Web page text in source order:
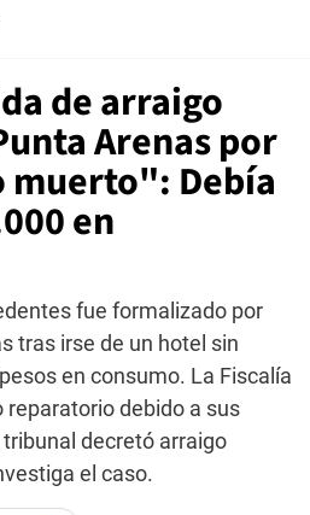
de arraigo
Arenas por
Debía
en
fue formalizado por
tras irse de un hotel sin
en consumo. La Fiscalía
reparatorio debido a sus
decretó arraigo
el caso.